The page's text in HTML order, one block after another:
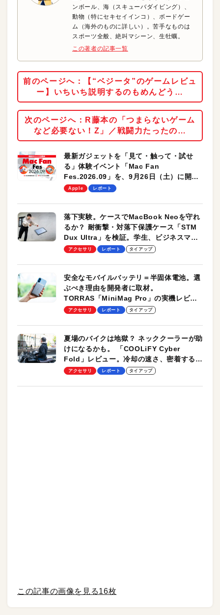
ンボール、海（スキューバダイビング）、
動物（特にセキセイインコ）、ボードゲー
ム（海外のものに詳しい）。苦手なものは
スポーツ全般、絶叫マシーン、生牡蠣。
この著者の記事一覧
前のページへ：【“ベジータ”のゲームレビュ
ー】いちいち説明するのもめんどう…
次のページへ：R藤本の「つまらないゲーム
など必要ない！Z」／戦闘力たったの…
最新ガジェットを「見て・触って・試せ
る」体験イベント「Mac Fan
Fes.2026.09」を、9月26日（土）に開催
します！
Apple レポート
落下実験。ケースでMacBook Neoを守れ
るか？ 耐衝撃・対落下保護ケース「STM
Dux Ultra」を検証。学生、ビジネスマン
のモバイルユースに最適！
アクセサリ レポート タイアップ
安全なモバイルバッテリ＝半固体電池。選
ぶべき理由を開発者に取材。
TORRAS「MiniMag Pro」の実機レビュ
ーも
アクセサリ レポート タイアップ
夏場のバイクは地獄？ ネッククーラーが助
けになるかも。 「COOLiFY Cyber
Fold」レビュー。冷却の速さ、密着する冷
却プレート、シンプルな操作性がグッド！
アクセサリ レポート タイアップ
この記事の画像を見る16枚